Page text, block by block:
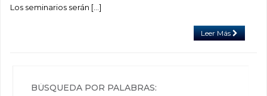
Los seminarios serán […]
Leer Más
BÚSQUEDA POR PALABRAS: